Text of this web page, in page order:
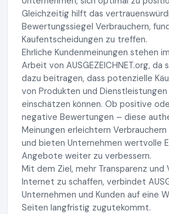
Gleichzeitig hilft das
Bewertungssiegel Verbrauchern,
Kaufentscheidungen zu treffen.
Ehrliche Kundenmeinungen stehen
Arbeit von AUSGEZEICHNET.org,
dazu beitragen, dass potenzielle
von Produkten und
einschätzen können. Ob positive
negative Bewertungen – diese
Meinungen erleichtern
und bieten Unternehmen wertvolle
Angebote weiter zu verbessern.
Mit dem Ziel, mehr Transparenz und
Internet zu schaffen, verbindet
Unternehmen und Kunden auf eine
Seiten langfristig zugutekommt.